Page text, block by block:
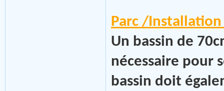
Parc /
Un bassin de
nécessaire pour
bassin doit